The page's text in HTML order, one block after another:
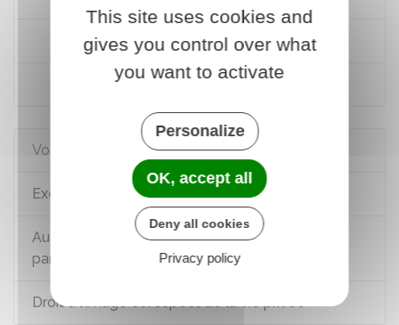
Code civil : articles 372-1
Code civil : article 373-2-6
Voir aussi
Exercice de l'autorité parentale
Autorité parentale en cas de séparation des
parents
Droit à l'image et respect de la vie privée
This site uses cookies and
gives you control over what
you want to activate
Personalize
OK, accept all
Deny all cookies
Privacy policy